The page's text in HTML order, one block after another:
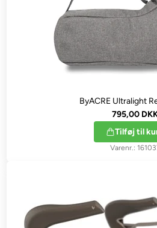
ByACRE Ultralight
795,00
Tilføj til